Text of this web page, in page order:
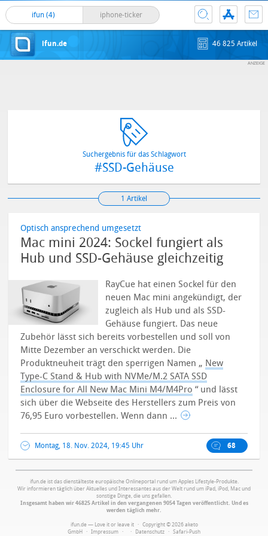
ifun (4) iphone-ticker
ifun.de 46 825 Artikel
Suchergebnis für das Schlagwort
#SSD-Gehäuse
1 Artikel
Optisch ansprechend umgesetzt
Mac mini 2024: Sockel fungiert als
Hub und SSD-Gehäuse gleichzeitig
RayCue hat einen Sockel für den
neuen Mac mini angekündigt, der
zugleich als Hub und als SSD-
Gehäuse fungiert. Das neue
Zubehör lässt sich bereits vorbestellen und soll von
Mitte Dezember an verschickt werden. Die
Produktneuheit trägt den sperrigen Namen „ New
Type-C Stand & Hub with NVMe/M.2 SATA SSD
Enclosure for All New Mac Mini M4/M4Pro “ und lässt
sich über die Webseite des Herstellers zum Preis von
76,95 Euro vorbestellen.Wenn dann ...
Montag, 18. Nov. 2024, 19:45 Uhr 68
ifun.de ist das dienstälteste europäische Onlineportal rund um Apples Lifestyle-Produkte.
Wir informieren täglich über Aktuelles und Interessantes aus der Welt rund um iPad, iPod, Mac und
sonstige Dinge, die uns gefallen.
Insgesamt haben wir 46825 Artikel in den vergangenen 9054 Tagen veröffentlicht. Und es
werden täglich mehr.
ifun.de — Love it or leave it · Copyright © 2026 aketo
GmbH · Impressum · · Datenschutz · Safari-Push